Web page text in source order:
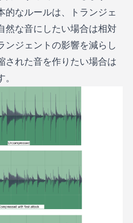
的なルールは、トランジェ
然な音にしたい場合は相対
ンジェントの影響を減らし
された音を作りたい場合は